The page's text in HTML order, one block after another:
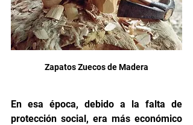
Zapatos Zuecos de Madera
En esa época, debido a la falta de
protección social, era más económico